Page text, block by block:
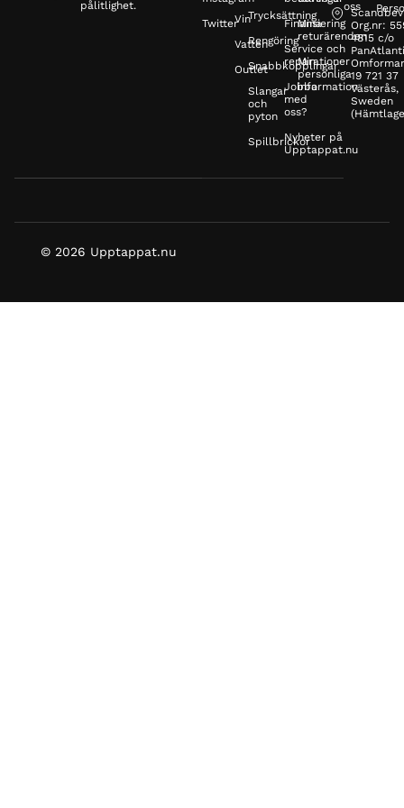
pålitlighet.
TwitterVin
Vatten
Outlet
Trycksättning
Rengöring
Snabbkopplingar
Slangar
och
pyton
Spillbrickor
Finansiering
Service och
reparationer
Jobba
med
oss?
Nyheter på
Upptappat.nu
Mina
returärenden
Min
personliga
information
Scandbev
Org.nr:
4815 c/o
19 721 37
Västerås,
Sweden
oss
© 2026 Upptappat.nu